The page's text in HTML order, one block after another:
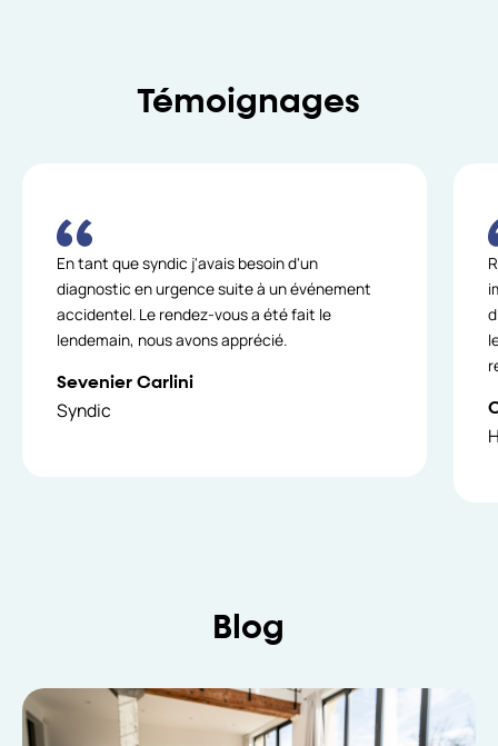
Témoignages
En tant que syndic j'avais besoin d'un
diagnostic en urgence suite à un événement
accidentel. Le rendez-vous a été fait le
lendemain, nous avons apprécié.
Sevenier Carlini
Syndic
Blog